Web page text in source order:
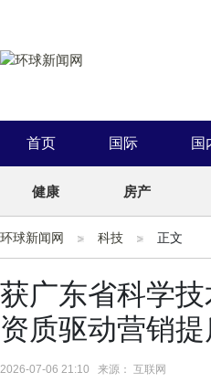
首页 国际 国
健康 房产
环球新闻网 科技 正文
获广东省科学
资质驱动营销
2026-07-06 21:10 来源： 互联网